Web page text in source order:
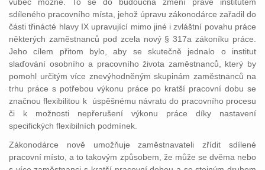
sdíleného pracovního místa, jehož úpravu zákonodárce zařadil do
části třinácté hlavy IX upravující mimo jiné i zvláštní povahu práce
některých zaměstnanců pod zcela nový § 317a zákoníku práce.
Jeho cílem přitom bylo, aby se skutečně jednalo o institut
slaďování osobního a pracovního života zaměstnanců, který by
pomohl určitým více znevýhodněným skupinám zaměstnanců na
trhu práce s potřebou výkonu práce po kratší pracovní dobu se
značnou flexibilitou k úspěšnému návratu do pracovního procesu
či k možnosti nepřerušení výkonu práce díky nastavení
specifických flexibilních podmínek.
Zákonodárce nově umožňuje zaměstnavateli zřídit sdílené
pracovní místo, a to takovým způsobem, že může se dvěma nebo